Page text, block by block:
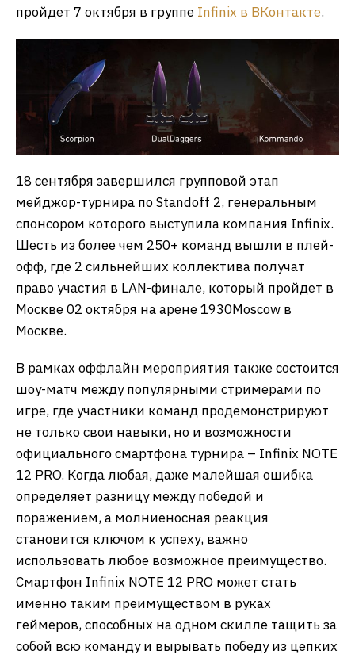
пройдет 7 октября в группе Infinix в ВКонтакте.
18 сентября завершился групповой этап
мейджор-турнира по Standoff 2, генеральным
спонсором которого выступила компания Infinix.
Шесть из более чем 250+ команд вышли в плей-
офф, где 2 сильнейших коллектива получат
право участия в LAN-финале, который пройдет в
Москве 02 октября на арене 1930Moscow в
Москве.
В рамках оффлайн мероприятия также состоится
шоу-матч между популярными стримерами по
игре, где участники команд продемонстрируют
не только свои навыки, но и возможности
официального смартфона турнира – Infinix NOTE
12 PRO. Когда любая, даже малейшая ошибка
определяет разницу между победой и
поражением, а молниеносная реакция
становится ключом к успеху, важно
использовать любое возможное преимущество.
Смартфон Infinix NOTE 12 PRO может стать
именно таким преимуществом в руках
геймеров, способных на одном скилле тащить за
собой всю команду и вырывать победу из цепких